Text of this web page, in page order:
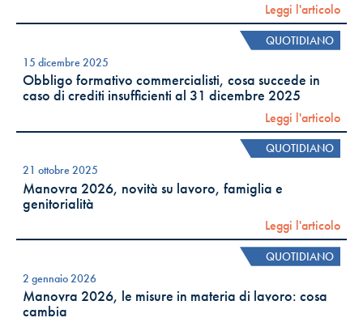
Leggi l'articolo
QUOTIDIANO
15 dicembre 2025
Obbligo formativo commercialisti, cosa succede in
caso di crediti insufficienti al 31 dicembre 2025
Leggi l'articolo
QUOTIDIANO
21 ottobre 2025
Manovra 2026, novità su lavoro, famiglia e
genitorialità
Leggi l'articolo
QUOTIDIANO
2 gennaio 2026
Manovra 2026, le misure in materia di lavoro: cosa
cambia